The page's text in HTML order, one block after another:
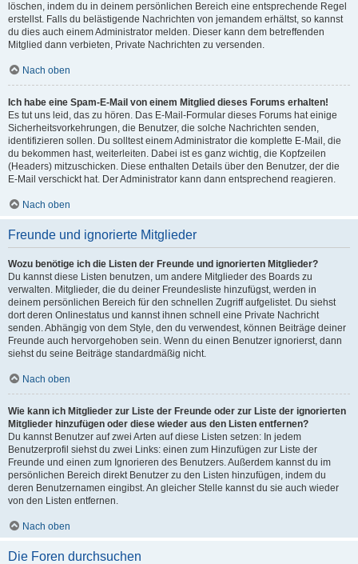
löschen, indem du in deinem persönlichen Bereich eine entsprechende Regel
erstellst. Falls du belästigende Nachrichten von jemandem erhältst, so kannst
du dies auch einem Administrator melden. Dieser kann dem betreffenden
Mitglied dann verbieten, Private Nachrichten zu versenden.
Nach oben
Ich habe eine Spam-E-Mail von einem Mitglied dieses Forums erhalten!
Es tut uns leid, das zu hören. Das E-Mail-Formular dieses Forums hat einige
Sicherheitsvorkehrungen, die Benutzer, die solche Nachrichten senden,
identifizieren sollen. Du solltest einem Administrator die komplette E-Mail, die
du bekommen hast, weiterleiten. Dabei ist es ganz wichtig, die Kopfzeilen
(Headers) mitzuschicken. Diese enthalten Details über den Benutzer, der die
E-Mail verschickt hat. Der Administrator kann dann entsprechend reagieren.
Nach oben
Freunde und ignorierte Mitglieder
Wozu benötige ich die Listen der Freunde und ignorierten Mitglieder?
Du kannst diese Listen benutzen, um andere Mitglieder des Boards zu
verwalten. Mitglieder, die du deiner Freundesliste hinzufügst, werden in
deinem persönlichen Bereich für den schnellen Zugriff aufgelistet. Du siehst
dort deren Onlinestatus und kannst ihnen schnell eine Private Nachricht
senden. Abhängig von dem Style, den du verwendest, können Beiträge deiner
Freunde auch hervorgehoben sein. Wenn du einen Benutzer ignorierst, dann
siehst du seine Beiträge standardmäßig nicht.
Nach oben
Wie kann ich Mitglieder zur Liste der Freunde oder zur Liste der ignorierten
Mitglieder hinzufügen oder diese wieder aus den Listen entfernen?
Du kannst Benutzer auf zwei Arten auf diese Listen setzen: In jedem
Benutzerprofil siehst du zwei Links: einen zum Hinzufügen zur Liste der
Freunde und einen zum Ignorieren des Benutzers. Außerdem kannst du im
persönlichen Bereich direkt Benutzer zu den Listen hinzufügen, indem du
deren Benutzernamen eingibst. An gleicher Stelle kannst du sie auch wieder
von den Listen entfernen.
Nach oben
Die Foren durchsuchen